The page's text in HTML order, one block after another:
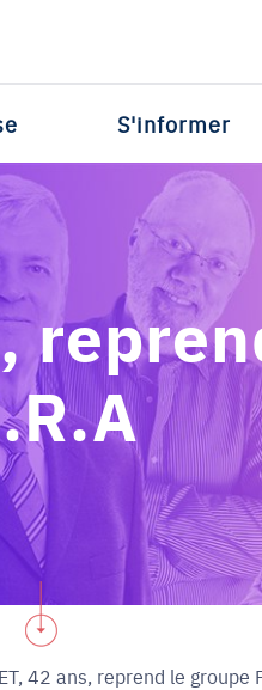
S'informer
42 ans, reprend le groupe